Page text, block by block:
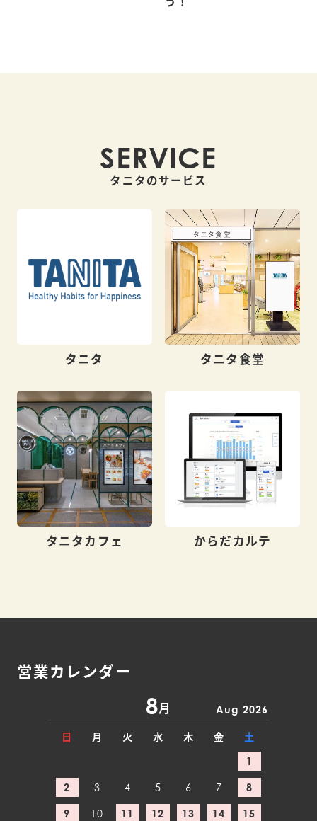
SERVICE
タニタのサービス
タニタ タニタ食堂
タニタカフェ からだカルテ
営業カレンダー
8月 Aug 2026
日 月 火 水 木 金
土
1
2 3 4 5 6 7 8
9 10 11 12 13 14 15